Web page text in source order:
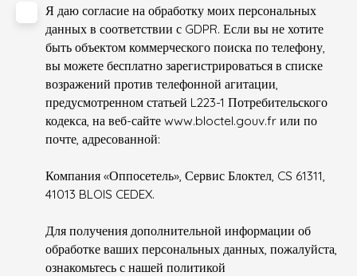
Я даю согласие на обработку моих персональных
данных в соответствии с GDPR. Если вы не хотите
быть объектом коммерческого поиска по телефону,
вы можете бесплатно зарегистрироваться в списке
возражений против телефонной агитации,
предусмотренном статьей L223-1 Потребительского
кодекса, на веб-сайте www.bloctel.gouv.fr или по
почте, адресованной:
Компания «Оппосетель», Сервис Блоктел, CS 61311,
41013 BLOIS CEDEX.
Для получения дополнительной информации об
обработке ваших персональных данных, пожалуйста,
ознакомьтесь с нашей политикой